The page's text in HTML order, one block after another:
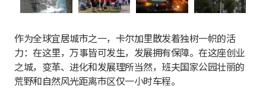
作为全球宜居城市之一，卡尔加里散发着独树一帜的活
力：在这里，万事皆可发生，发展拥有保障。在这座创业
之城，变革、进化和发展理所当然，班夫国家公园壮丽的
荒野和自然风光距离市区仅一小时车程。